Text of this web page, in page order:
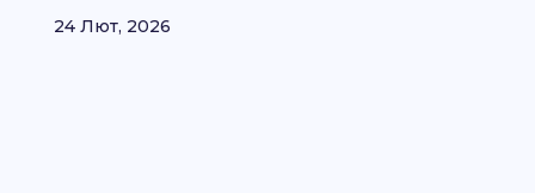
24 Лют, 2026